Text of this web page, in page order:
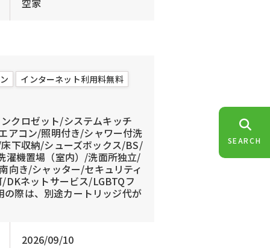
空家
インターネット利用料無料
クロゼット/システムキッチ
アコン/照明付き/シャワー付洗
下収納/シューズボックス/BS/
濯機置場（室内）/洗面所独立/
向き/シャッター/セキュリティ
ネットサービス/LGBTQフ
際は、別途カートリッジ代が
2026/09/10
SEARCH